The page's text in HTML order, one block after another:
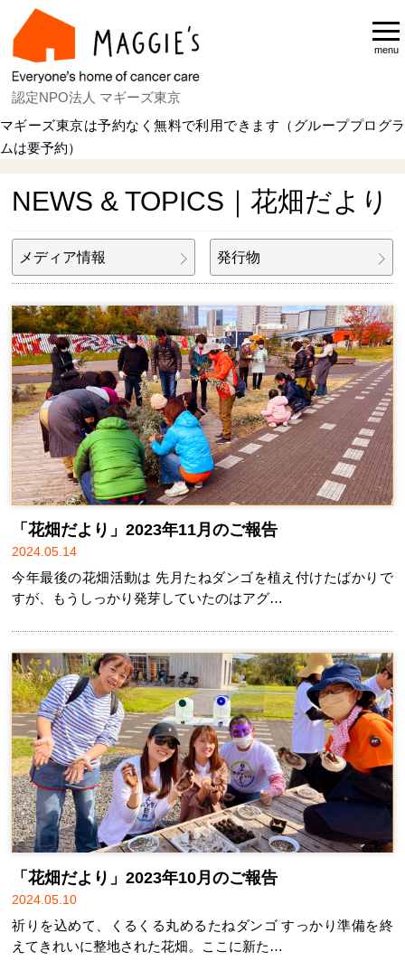
認定NPO法人 マギーズ東京
menu
マギーズ東京は予約なく無料で利用できます（グループプログラ
ムは要予約）
NEWS & TOPICS｜花畑だより
メディア情報 発行物
「花畑だより」2023年11月のご報告
2024.05.14
今年最後の花畑活動は 先月たねダンゴを植え付けたばかりで
すが、もうしっかり発芽していたのはアグ…
「花畑だより」2023年10月のご報告
2024.05.10
祈りを込めて、くるくる丸めるたねダンゴ すっかり準備を終
えてきれいに整地された花畑。ここに新た…